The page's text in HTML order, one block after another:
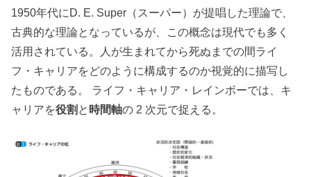
1950年代にD. E. Super（スーパー）が提唱した理論で、
古典的な理論となっているが、この概念は現代でも多く
活用されている。人が生まれてから死ぬまでの間ライ
フ・キャリアをどのように構成するのか視覚的に描写し
たものである。 ライフ・キャリア・レインボーでは、キ
ャリアを役割 と 時間軸の 2 次元で捉える。